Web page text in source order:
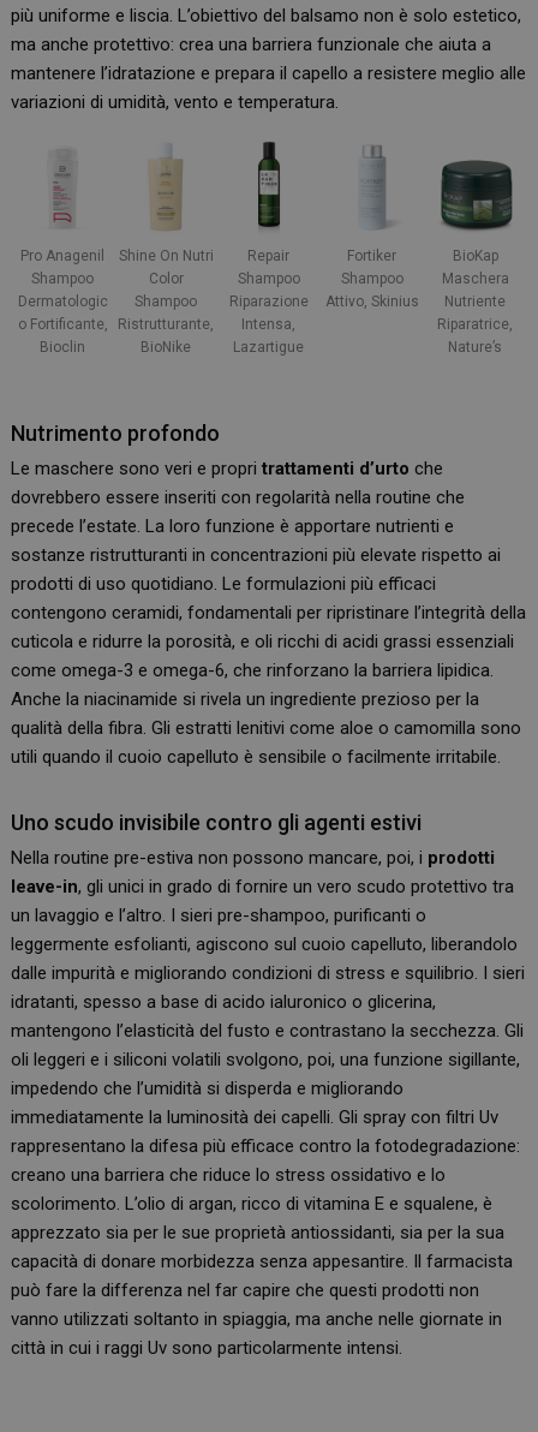
più uniforme e liscia. L’obiettivo del balsamo non è solo estetico,
ma anche protettivo: crea una barriera funzionale che aiuta a
mantenere l’idratazione e prepara il capello a resistere meglio alle
variazioni di umidità, vento e temperatura.
Pro Anagenil
Shampoo
Dermatologic
o Fortificante,
Bioclin
Shine On Nutri
Color
Shampoo
Ristrutturante,
BioNike
Repair
Shampoo
Riparazione
Intensa,
Lazartigue
Fortiker
Shampoo
Attivo, Skinius
BioKap
Maschera
Nutriente
Riparatrice,
Nature’s
Nutrimento profondo
Le maschere sono veri e propritrattamenti d’urto che
dovrebbero essere inseriti con regolarità nella routine che
precede l’estate. La loro funzione è apportare nutrienti e
sostanze ristrutturanti in concentrazioni più elevate rispetto ai
prodotti di uso quotidiano. Le formulazioni più efficaci
contengono ceramidi, fondamentali per ripristinare l’integrità della
cuticola e ridurre la porosità, e oli ricchi di acidi grassi essenziali
come omega-3 e omega-6, che rinforzano la barriera lipidica.
Anche la niacinamide si rivela un ingrediente prezioso per la
qualità della fibra. Gli estratti lenitivi come aloe o camomilla sono
utili quando il cuoio capelluto è sensibile o facilmente irritabile.
Uno scudo invisibile contro gli agenti estivi
Nella routine pre-estiva non possono mancare, poi, i prodotti
leave-in, gli unici in grado di fornire un vero scudo protettivo tra
un lavaggio e l’altro. I sieri pre-shampoo, purificanti o
leggermente esfolianti, agiscono sul cuoio capelluto, liberandolo
dalle impurità e migliorando condizioni di stress e squilibrio. I sieri
idratanti, spesso a base di acido ialuronico o glicerina,
mantengono l’elasticità del fusto e contrastano la secchezza. Gli
oli leggeri e i siliconi volatili svolgono, poi, una funzione sigillante,
impedendo che l’umidità si disperda e migliorando
immediatamente la luminosità dei capelli. Gli spray con filtri Uv
rappresentano la difesa più efficace contro la fotodegradazione:
creano una barriera che riduce lo stress ossidativo e lo
scolorimento. L’olio di argan, ricco di vitamina E e squalene, è
apprezzato sia per le sue proprietà antiossidanti, sia per la sua
capacità di donare morbidezza senza appesantire. Il farmacista
può fare la differenza nel far capire che questi prodotti non
vanno utilizzati soltanto in spiaggia, ma anche nelle giornate in
città in cui i raggi Uv sono particolarmente intensi.